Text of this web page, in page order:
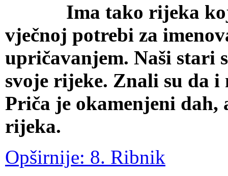
Ima tako rijeka koje
vječnoj potrebi za
upričavanjem. Naši stari
svoje rijeke. Znali su da
Priča je okamenjeni dah,
rijeka.
Opširnije: 8. Ribnik